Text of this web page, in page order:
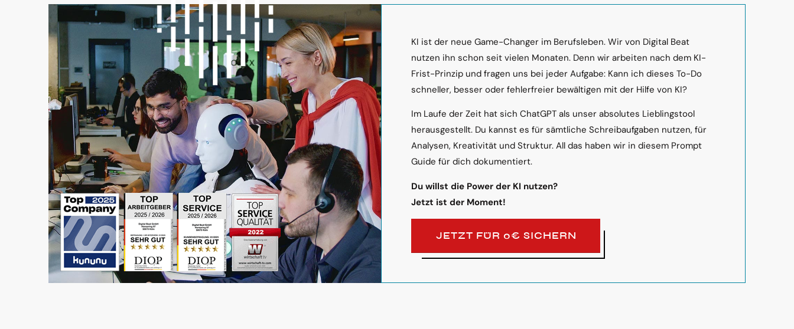
KI ist der neue Game-Changer im Berufsleben. Wir von Digital Beat
nutzen ihn schon seit vielen Monaten. Denn wir arbeiten nach dem KI-
Frist-Prinzip und fragen uns bei jeder Aufgabe: Kann ich dieses To-Do
schneller, besser oder fehlerfreier bewältigen mit der Hilfe von KI?
Im Laufe der Zeit hat sich ChatGPT als unser absolutes Lieblingstool
herausgestellt. Du kannst es für sämtliche Schreibaufgaben nutzen, für
Analysen, Kreativität und Struktur. All das haben wir in diesem Prompt
Guide für dich dokumentiert.
Du willst die Power der KI nutzen?
Jetzt ist der Moment!
JETZT FÜR 0€ SICHERN